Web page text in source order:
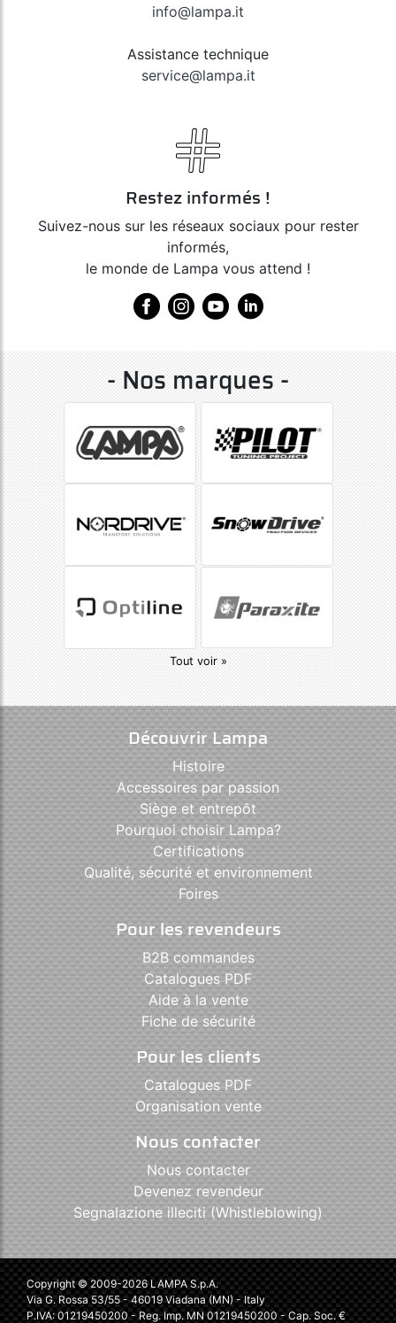
info@lampa.it
Assistance technique
service@lampa.it
Restez informés !
Suivez-nous sur les réseaux sociaux pour rester
informés,
le monde de Lampa vous attend !
- Nos marques -
Tout voir »
Découvrir Lampa
Histoire
Accessoires par passion
Siège et entrepôt
Pourquoi choisir Lampa?
Certifications
Qualité, sécurité et environnement
Foires
Pour les revendeurs
B2B commandes
Catalogues PDF
Aide à la vente
Fiche de sécurité
Pour les clients
Catalogues PDF
Organisation vente
Nous contacter
Nous contacter
Devenez revendeur
Segnalazione illeciti (Whistleblowing)
Copyright © 2009-2026 LAMPA S.p.A.
Via G. Rossa 53/55 - 46019 Viadana (MN) - Italy
P.IVA: 01219450200 - Reg. Imp. MN 01219450200 - Cap. Soc. €